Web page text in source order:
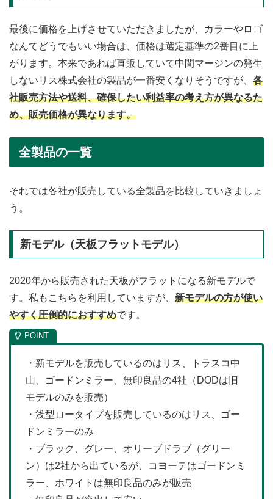
最後に価格を上げさせていただきましたが、カラーやロゴ
なんてどうでもいい場合は、価格は選定基準の2番目に上
がります。本来であれば直販していて中間マージンの発生
しないリス株式会社の製品が一番安くなりそうですが、 各
社販売方法や送料、確保したい利益率の考え方が異なるた
め、販売価格が異なります。
全製品の一覧
それでは各社が販売している全製品を比較していきましょ
う。
新モデル（天板フラットモデル）
2020年から販売された天板がフラットになる新モデルで
す。私もこちらを利用していますが、 新モデルの方が使い
やすく圧倒的におすすめです。
・新モデルを販売しているのはリス、トラスコ中
山、ゴードンミラー、無印良品の4社（DODは旧
モデルのみを販売）
・浅型ロータイプを販売しているのはリス、ゴー
ドンミラーのみ
・ブラック、グレー、オリーブドラブ（グリー
ン）は2社から出ているが、コヨーテはゴードンミ
ラー、ホワイトは無印良品のみが販売